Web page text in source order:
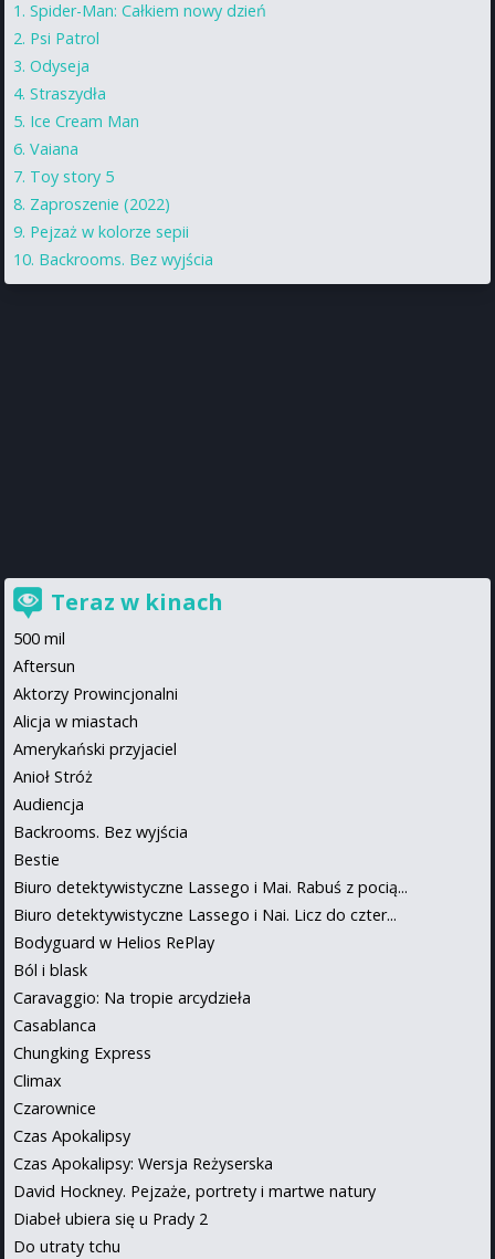
Spider-Man: Całkiem nowy dzień
Psi Patrol
Odyseja
Straszydła
Ice Cream Man
Vaiana
Toy story 5
Zaproszenie (2022)
Pejzaż w kolorze sepii
Backrooms. Bez wyjścia
Teraz w kinach
500 mil
Aftersun
Aktorzy Prowincjonalni
Alicja w miastach
Amerykański przyjaciel
Anioł Stróż
Audiencja
Backrooms. Bez wyjścia
Bestie
Biuro detektywistyczne Lassego i Mai. Rabuś z pocią...
Biuro detektywistyczne Lassego i Nai. Licz do czter...
Bodyguard w Helios RePlay
Ból i blask
Caravaggio: Na tropie arcydzieła
Casablanca
Chungking Express
Climax
Czarownice
Czas Apokalipsy
Czas Apokalipsy: Wersja Reżyserska
David Hockney. Pejzaże, portrety i martwe natury
Diabeł ubiera się u Prady 2
Do utraty tchu